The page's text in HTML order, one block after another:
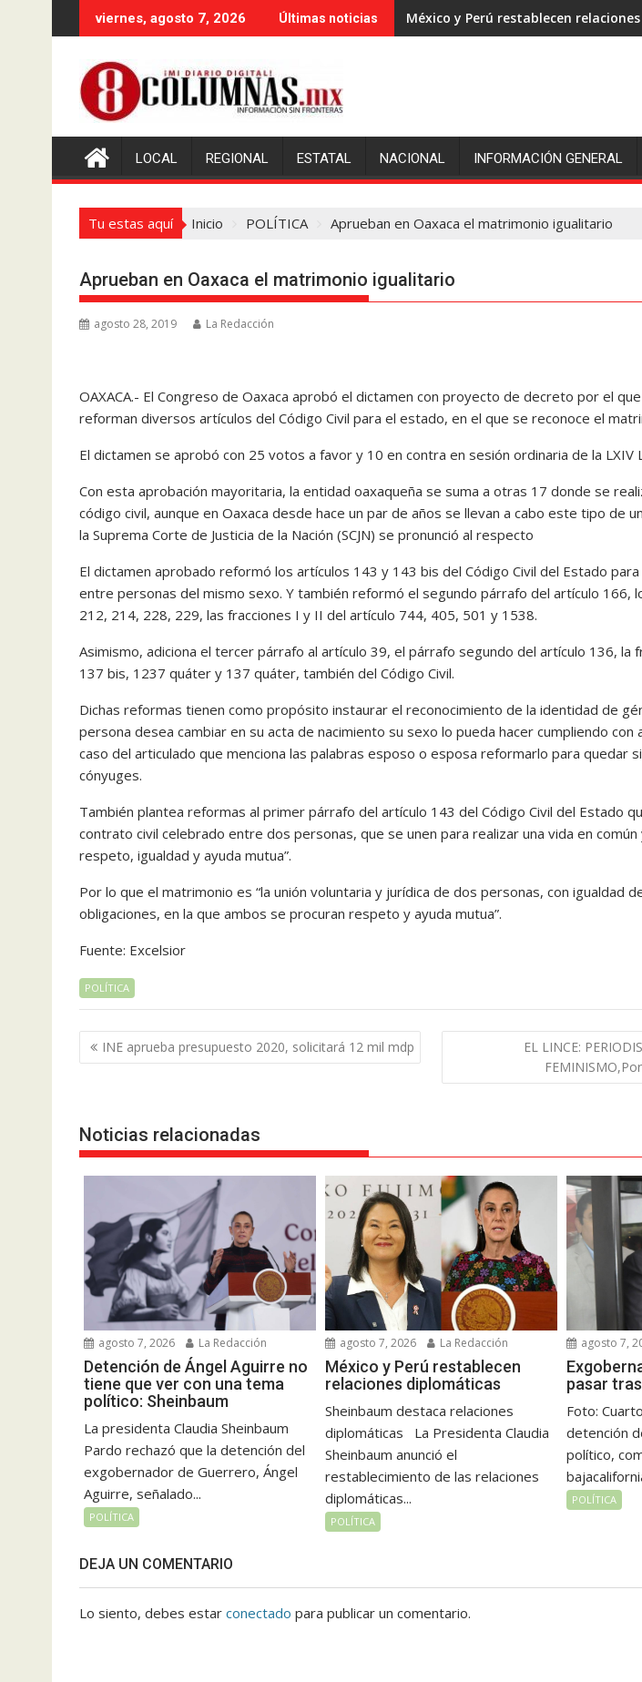
al
viernes, agosto 7, 2026 Últimas noticias México y Perú restablecen
LOCAL REGIONAL ESTATAL NACIONAL INFORMACIÓN GENERAL
Tu estas aquí Inicio POLÍTICA Aprueban en Oaxaca el matrimonio igualitario
Aprueban en Oaxaca el matrimonio igualitario
agosto 28, 2019 La Redacción
OAXACA.- El Congreso de Oaxaca aprobó el dictamen con proyecto de decreto por el
reforman diversos artículos del Código Civil para el estado, en el que se reconoce el
El dictamen se aprobó con 25 votos a favor y 10 en contra en sesión ordinaria de la LXIV
Con esta aprobación mayoritaria, la entidad oaxaqueña se suma a otras 17 donde se
código civil, aunque en Oaxaca desde hace un par de años se llevan a cabo este tipo de
la Suprema Corte de Justicia de la Nación (SCJN) se pronunció al respecto
El dictamen aprobado reformó los artículos 143 y 143 bis del Código Civil del Estado
entre personas del mismo sexo. Y también reformó el segundo párrafo del artículo 166,
212, 214, 228, 229, las fracciones I y II del artículo 744, 405, 501 y 1538.
Asimismo, adiciona el tercer párrafo al artículo 39, el párrafo segundo del artículo 136, la
137 bis, 1237 quáter y 137 quáter, también del Código Civil.
Dichas reformas tienen como propósito instaurar el reconocimiento de la identidad de
persona desea cambiar en su acta de nacimiento su sexo lo pueda hacer cumpliendo con
caso del articulado que menciona las palabras esposo o esposa reformarlo para quedar
cónyuges.
También plantea reformas al primer párrafo del artículo 143 del Código Civil del Estado
contrato civil celebrado entre dos personas, que se unen para realizar una vida en
respeto, igualdad y ayuda mutua”.
Por lo que el matrimonio es “la unión voluntaria y jurídica de dos personas, con igualdad
obligaciones, en la que ambos se procuran respeto y ayuda mutua”.
Fuente: Excelsior
POLÍTICA
Navegación
de
INE aprueba presupuesto 2020, solicitará 12 mil mdp
EL LINCE:
Noticias relacionadas
agosto 7, 2026 La Redacción
Detención de Ángel Aguirre no
tiene que ver con una tema
político: Sheinbaum
La presidenta Claudia Sheinbaum
Pardo rechazó que la detención del
exgobernador de Guerrero, Ángel
Aguirre, señalado...
POLÍTICA
agosto 7, 2026 La Redacción
México y Perú restablecen
relaciones diplomáticas
Sheinbaum destaca relaciones
diplomáticas La Presidenta Claudia
Sheinbaum anunció el
restablecimiento de las relaciones
diplomáticas...
POLÍTICA
agosto 7,
pasar
Foto:
detención
político,
POLÍTICA
DEJA UN COMENTARIO
Lo siento, debes estar conectado para publicar un comentario.